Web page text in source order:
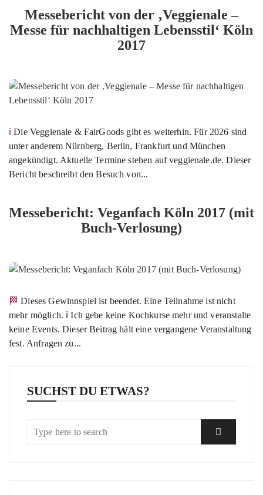
Messebericht von der ‚Veggienale –
Messe für nachhaltigen Lebensstil‘ Köln
2017
ℹ️ Die Veggienale & FairGoods gibt es weiterhin. Für 2026 sind
unter anderem Nürnberg, Berlin, Frankfurt und München
angekündigt. Aktuelle Termine stehen auf veggienale.de. Dieser
Bericht beschreibt den Besuch von...
Messebericht: Veganfach Köln 2017 (mit
Buch-Verlosung)
🏁 Dieses Gewinnspiel ist beendet. Eine Teilnahme ist nicht
mehr möglich. ℹ️ Ich gebe keine Kochkurse mehr und veranstalte
keine Events. Dieser Beitrag hält eine vergangene Veranstaltung
fest. Anfragen zu...
SUCHST DU ETWAS?